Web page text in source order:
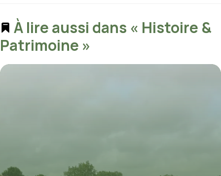
À lire aussi dans « Histoire &
Patrimoine »